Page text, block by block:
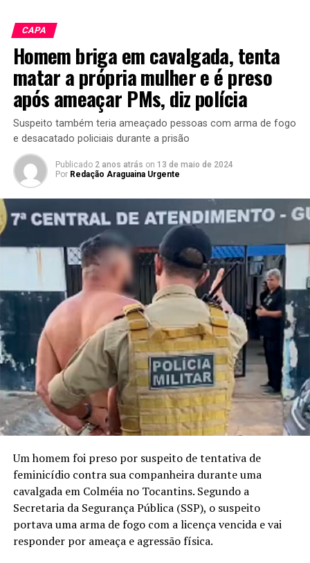
CAPA
Homem briga em cavalgada, tenta
matar a própria mulher e é preso
após ameaçar PMs, diz polícia
Suspeito também teria ameaçado pessoas com arma de fogo
e desacatado policiais durante a prisão
Publicado 2 anos atrás on 13 de maio de 2024
Por Redação Araguaina Urgente
Um homem foi preso por suspeito de tentativa de
feminicídio contra sua companheira durante uma
cavalgada em Colméia no Tocantins. Segundo a
Secretaria da Segurança Pública (SSP), o suspeito
portava uma arma de fogo com a licença vencida e vai
responder por ameaça e agressão física.